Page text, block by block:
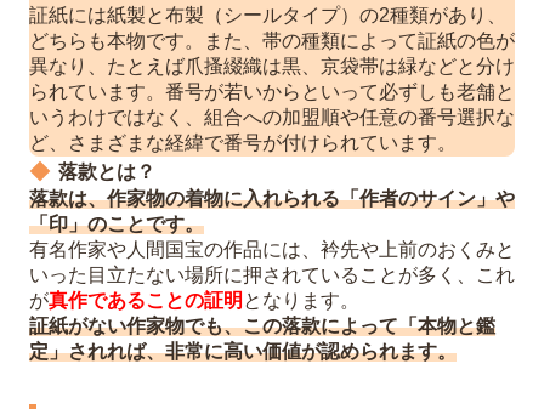
証紙には紙製と布製（シールタイプ）の2種類があり、
どちらも本物です。また、帯の種類によって証紙の色が
異なり、たとえば爪搔綴織は黒、京袋帯は緑などと分け
られています。番号が若いからといって必ずしも老舗と
いうわけではなく、組合への加盟順や任意の番号選択な
ど、さまざまな経緯で番号が付けられています。
落款とは？
落款は、作家物の着物に入れられる「作者のサイン」や
「印」のことです。
有名作家や人間国宝の作品には、衿先や上前のおくみと
いった目立たない場所に押されていることが多く、これ
が真作であることの証明 となります。
証紙がない作家物でも、この落款によって「本物と鑑
定」されれば、非常に高い価値が認められます。